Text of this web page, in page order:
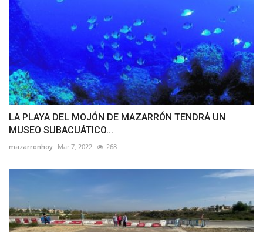
LA PLAYA DEL MOJÓN DE MAZARRÓN TENDRÁ UN
MUSEO SUBACUÁTICO...
mazarronhoy Mar 7, 2022 268